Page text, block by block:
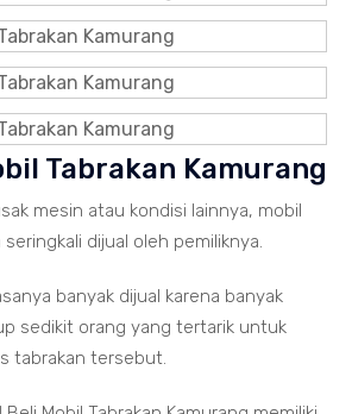
Tabrakan Kamurang
mesin atau kondisi lainnya, mobil
dijual oleh pemiliknya.
banyak dijual karena banyak
sedikit orang yang tertarik untuk
tabrakan tersebut.